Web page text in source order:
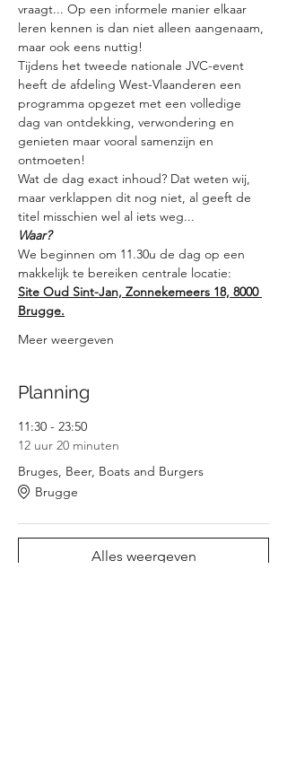
vraagt... Op een informele manier elkaar
leren kennen is dan niet alleen aangenaam,
maar ook eens nuttig!
Tijdens het tweede nationale JVC-event
heeft de afdeling West-Vlaanderen een
programma opgezet met een volledige
dag van ontdekking, verwondering en
genieten maar vooral samenzijn en
ontmoeten!
Wat de dag exact inhoud? Dat weten wij,
maar verklappen dit nog niet, al geeft de
titel misschien wel al iets weg...
Waar?
We beginnen om 11.30u de dag op een
makkelijk te bereiken centrale locatie:
Site Oud Sint-Jan, Zonnekemeers 18, 8000
Brugge.
Meer weergeven
Planning
11:30 - 23:50
12 uur 20 minuten
Bruges, Beer, Boats and Burgers
Brugge
Alles weergeven